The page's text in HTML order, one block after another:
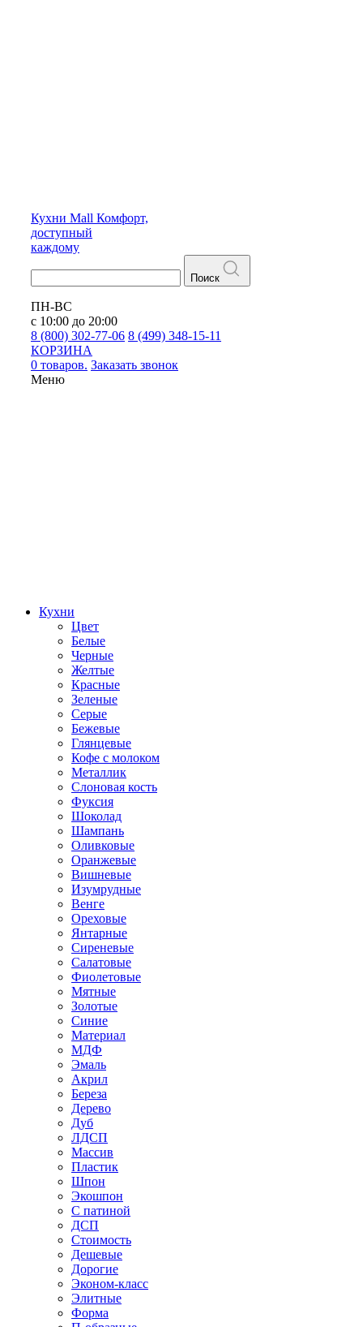
Кухни Mall Комфорт,
доступный
каждому
Поиск
ПН-ВС
с 10:00 до 20:00
8 (800) 302-77-06 8 (499) 348-15-11
КОРЗИНА
0 товаров. Заказать звонок
Меню
Кухни
Цвет
Белые
Черные
Желтые
Красные
Зеленые
Серые
Бежевые
Глянцевые
Кофе с молоком
Металлик
Слоновая кость
Фуксия
Шоколад
Шампань
Оливковые
Оранжевые
Вишневые
Изумрудные
Венге
Ореховые
Янтарные
Сиреневые
Салатовые
Фиолетовые
Мятные
Золотые
Синие
Материал
МДФ
Эмаль
Акрил
Береза
Дерево
Дуб
ЛДСП
Массив
Пластик
Шпон
Экошпон
С патиной
ДСП
Стоимость
Дешевые
Дорогие
Эконом-класс
Элитные
Форма